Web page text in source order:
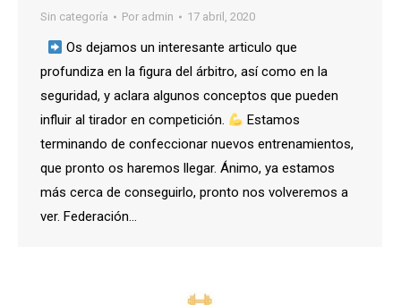
Sin categoría Por admin 17 abril, 2020
Os dejamos un interesante articulo que
profundiza en la figura del árbitro, así como en la
seguridad, y aclara algunos conceptos que pueden
influir al tirador en competición.
Estamos
terminando de confeccionar nuevos entrenamientos,
que pronto os haremos llegar. Ánimo, ya estamos
más cerca de conseguirlo, pronto nos volveremos a
ver. Federación…